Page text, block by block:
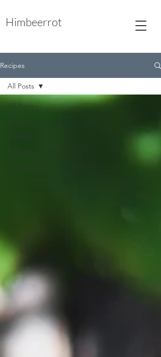
Himbeerrot
Recipes
All Posts
spring
summer
autumn
winter
All Posts